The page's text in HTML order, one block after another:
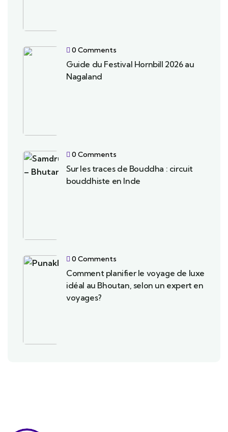
0 Comments
Guide du Festival Hornbill 2026 au
Nagaland
0 Comments
Sur les traces de Bouddha : circuit
bouddhiste en Inde
0 Comments
Comment planifier le voyage de luxe
idéal au Bhoutan, selon un expert en
voyages?